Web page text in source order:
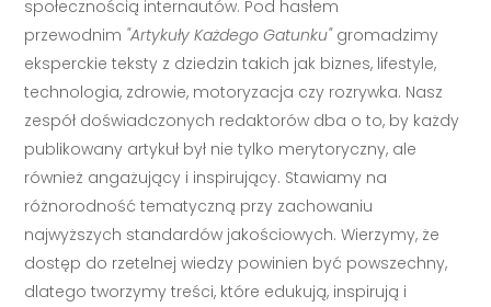
społecznością internautów. Pod hasłem
przewodnim "Artykuły Każdego Gatunku"gromadzimy
eksperckie teksty z dziedzin takich jak biznes, lifestyle,
technologia, zdrowie, motoryzacja czy rozrywka. Nasz
zespół doświadczonych redaktorów dba o to, by każdy
publikowany artykuł był nie tylko merytoryczny, ale
również angażujący i inspirujący. Stawiamy na
różnorodność tematyczną przy zachowaniu
najwyższych standardów jakościowych. Wierzymy, że
dostęp do rzetelnej wiedzy powinien być powszechny,
dlatego tworzymy treści, które edukują, inspirują i